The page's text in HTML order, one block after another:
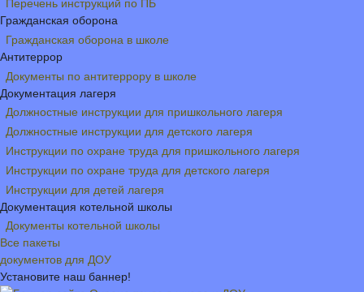
Перечень инструкций по ПБ
Гражданская оборона
Гражданская оборона в школе
Антитеррор
Документы по антитеррору в школе
Документация лагеря
Должностные инструкции для пришкольного лагеря
Должностные инструкции для детского лагеря
Инструкции по охране труда для пришкольного лагеря
Инструкции по охране труда для детского лагеря
Инструкции для детей лагеря
Документация котельной школы
Документы котельной школы
Все пакеты
документов для ДОУ
Установите наш баннер!